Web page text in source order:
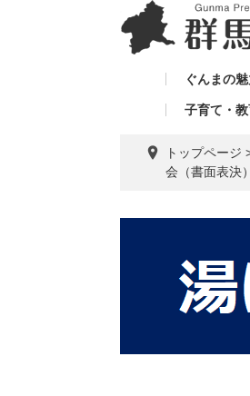
ぐんまの
子育て・
トップページ
会（書面表決）